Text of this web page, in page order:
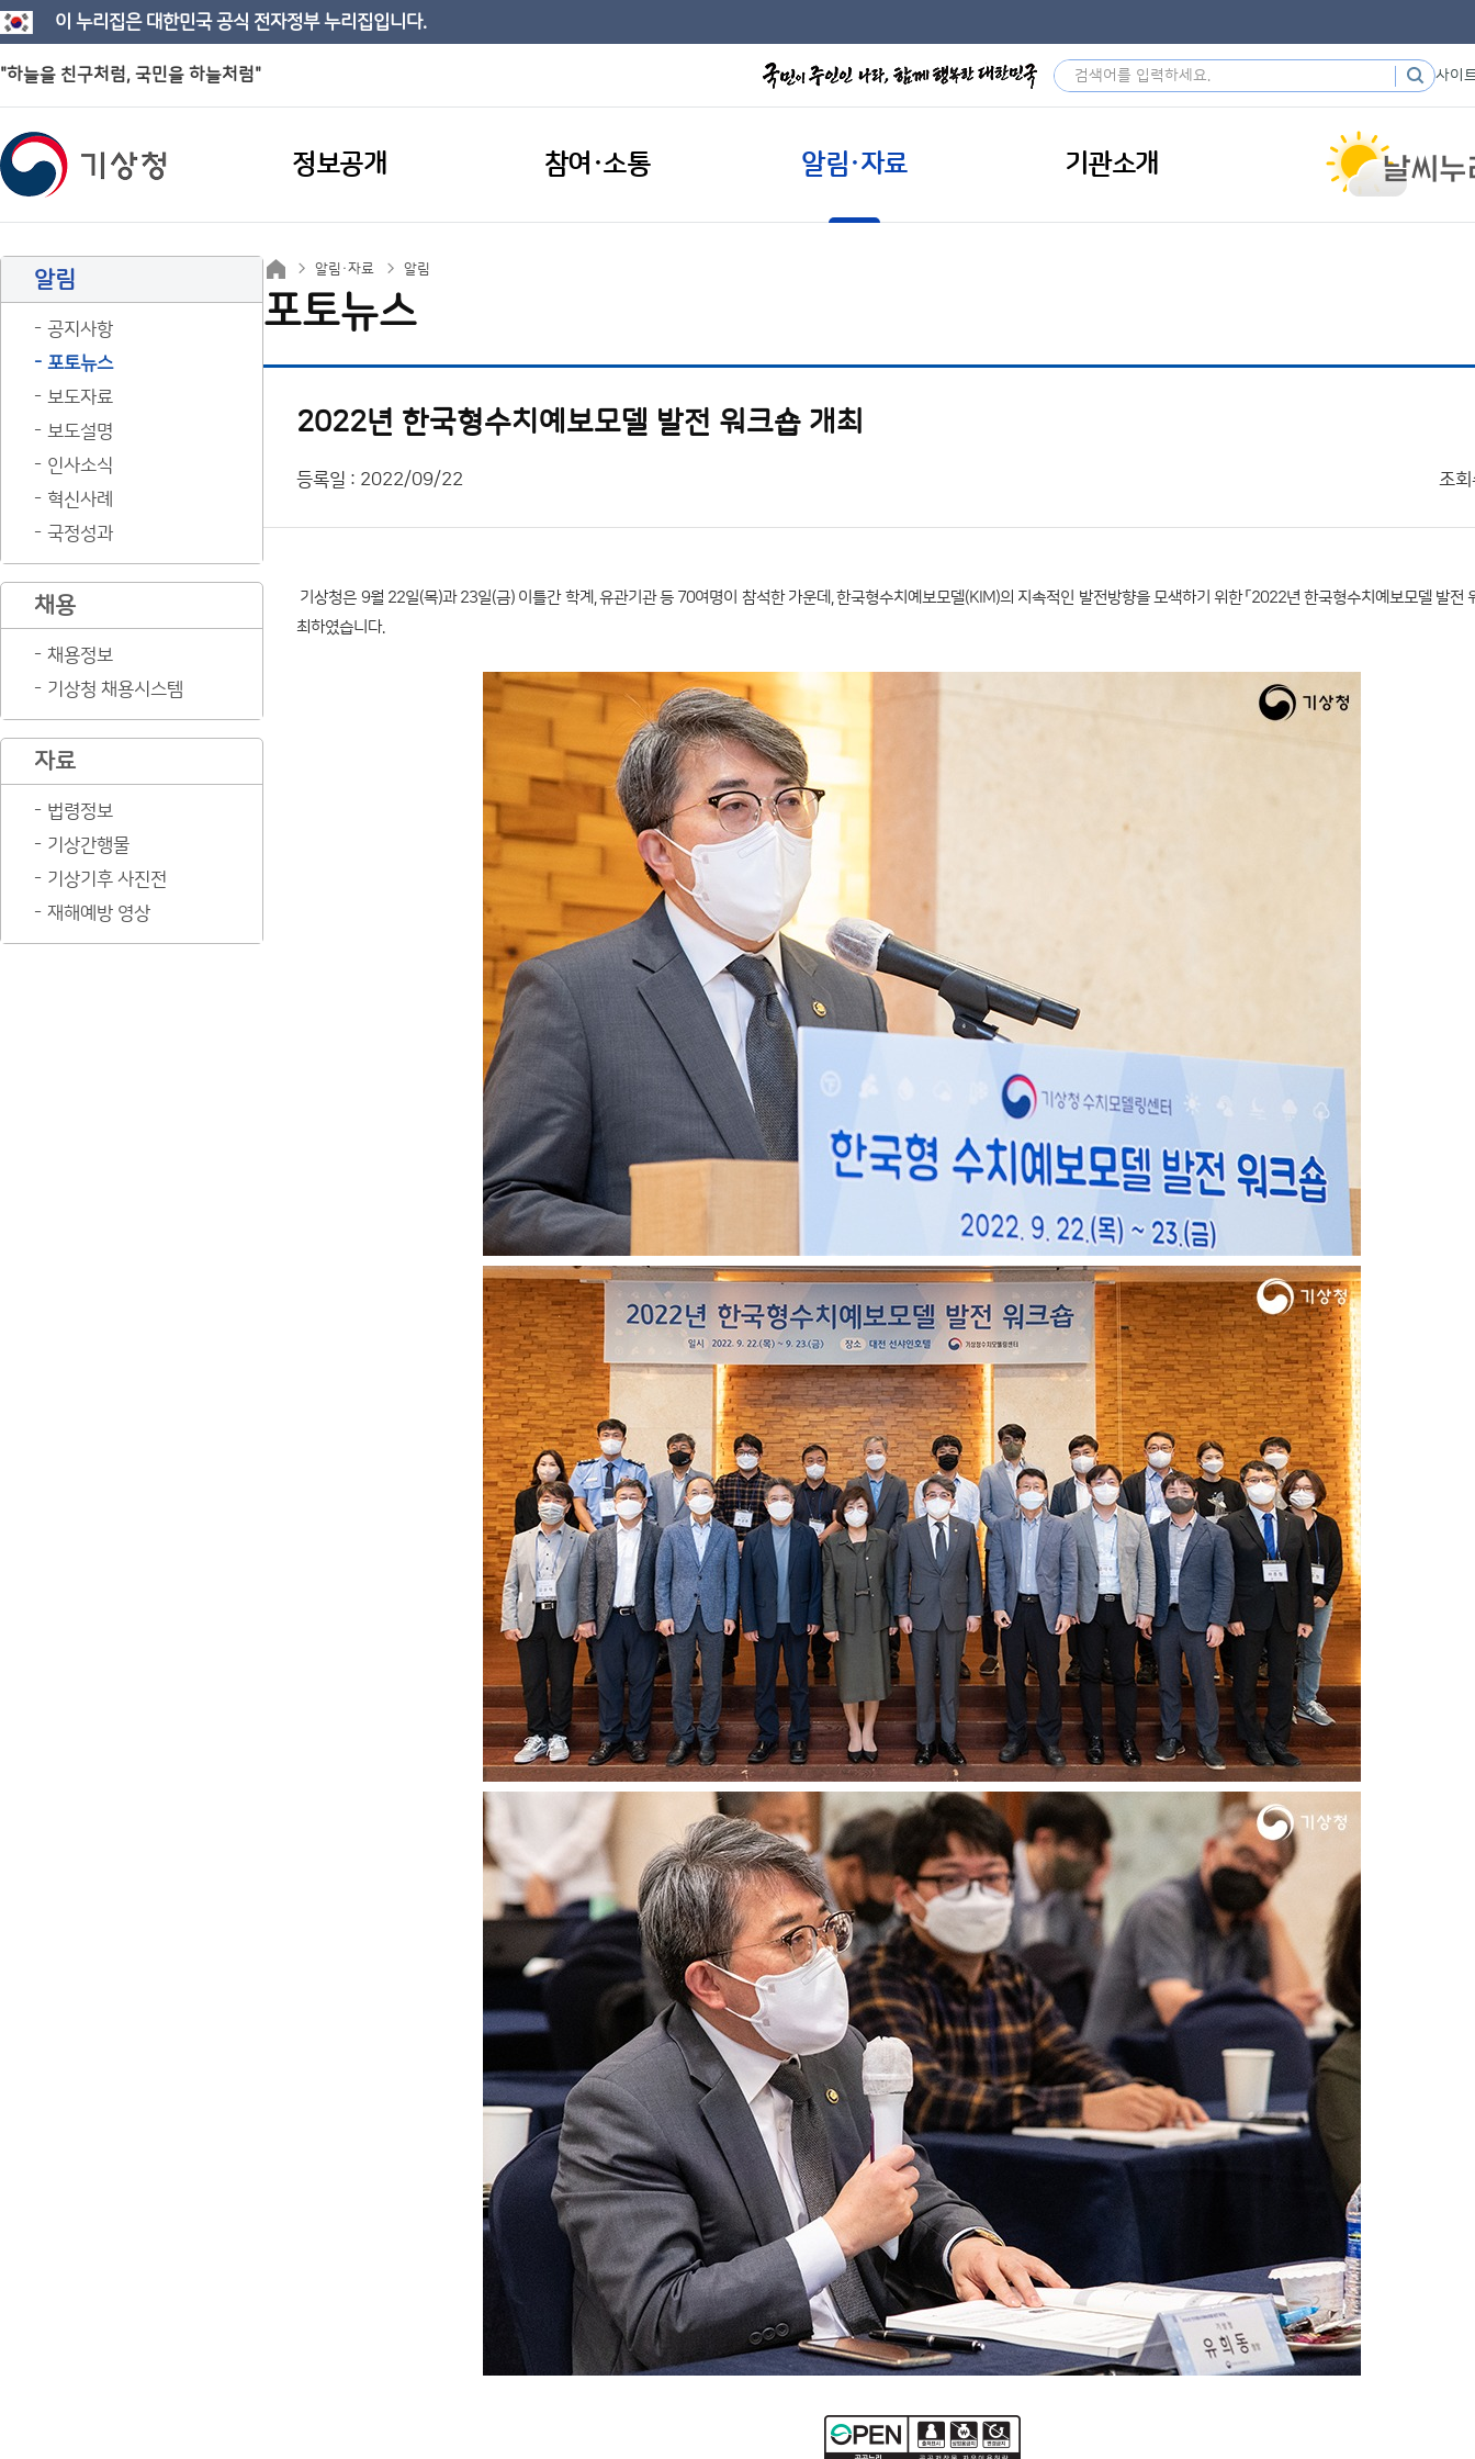
이 누리집은 대한민국 공식 전자정부 누리집입니다.
"하늘을 친구처럼, 국민을 하늘처럼" 사이
정보공개 참여·소통 알림·자료 기관소개
알림
공지사항
포토뉴스
보도자료
보도설명
인사소식
혁신사례
국정성과
채용
채용정보
기상청 채용시스템
자료
법령정보
기상간행물
기상기후 사진전
재해예방 영상
알림·자료 알림
포토뉴스
2022년 한국형수치예보모델 발전 워크숍 개최
등록일 : 2022/09/22 조회
기상청은 9월 22일(목)과 23일(금) 이틀간 학계, 유관기관 등 70여명이 참석한 가운데, 한국형수치예보모델(KIM)의 지속적인 발전방향을 모색하기 위한 「2022년 한국형수치예보모델 발전
최하였습니다.